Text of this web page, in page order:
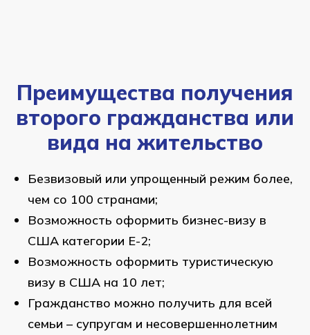
Преимущества получения
второго гражданства или
вида на жительство
Безвизовый или упрощенный режим более,
чем со 100 странами;
Возможность оформить бизнес-визу в
США категории Е-2;
Возможность оформить туристическую
визу в США на 10 лет;
Гражданство можно получить для всей
семьи – супругам и несовершеннолетним